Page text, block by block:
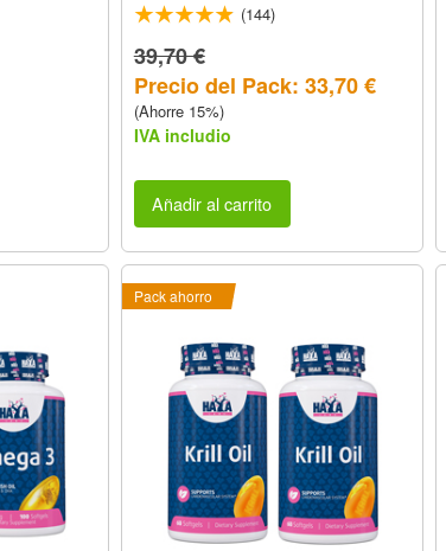
(144)
39,70 €
Precio del Pack: 33,70 €
(Ahorre 15%)
IVA includio
Añadir al carrito
Pack ahorro